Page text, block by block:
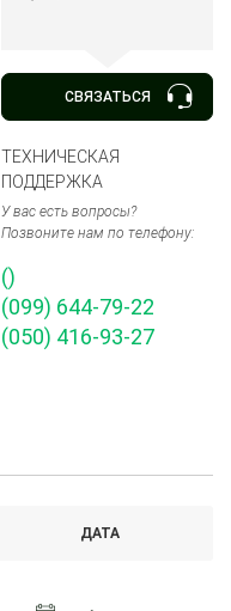
СВЯЗАТЬСЯ
ТЕХНИЧЕСКАЯ
ПОДДЕРЖКА
У вас есть вопросы?
Позвоните нам по телефону:
()
(099) 644-79-22
(050) 416-93-27
ДАТА